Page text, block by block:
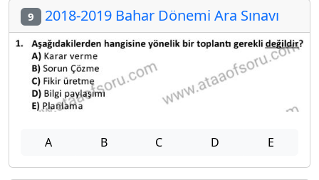
9 2018-2019 Bahar Dönemi Ara Sınavı
A B C D E